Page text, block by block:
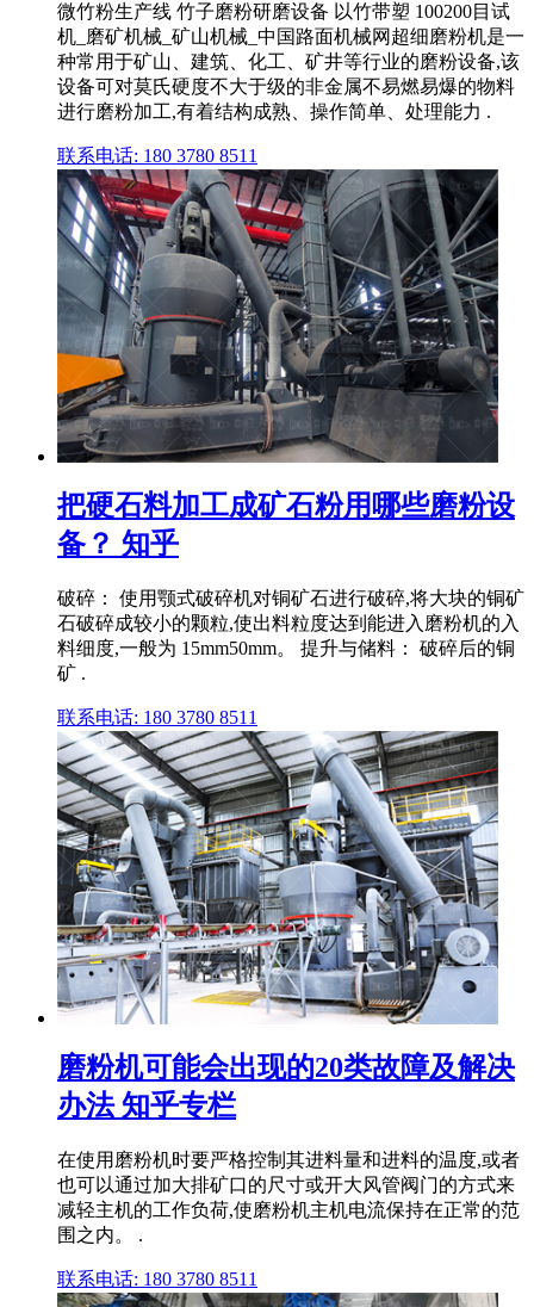
微竹粉生产线 竹子磨粉研磨设备 以竹带塑 100200目试
机_磨矿机械_矿山机械_中国路面机械网超细磨粉机是一
种常用于矿山、建筑、化工、矿井等行业的磨粉设备,该
设备可对莫氏硬度不大于级的非金属不易燃易爆的物料
进行磨粉加工,有着结构成熟、操作简单、处理能力 .
联系电话: 180 3780 8511
把硬石料加工成矿石粉用哪些磨粉设
备？ 知乎
破碎： 使用颚式破碎机对铜矿石进行破碎,将大块的铜矿
石破碎成较小的颗粒,使出料粒度达到能进入磨粉机的入
料细度,一般为 15mm50mm。 提升与储料： 破碎后的铜
矿 .
联系电话: 180 3780 8511
磨粉机可能会出现的20类故障及解决
办法 知乎专栏
在使用磨粉机时要严格控制其进料量和进料的温度,或者
也可以通过加大排矿口的尺寸或开大风管阀门的方式来
减轻主机的工作负荷,使磨粉机主机电流保持在正常的范
围之内。 .
联系电话: 180 3780 8511